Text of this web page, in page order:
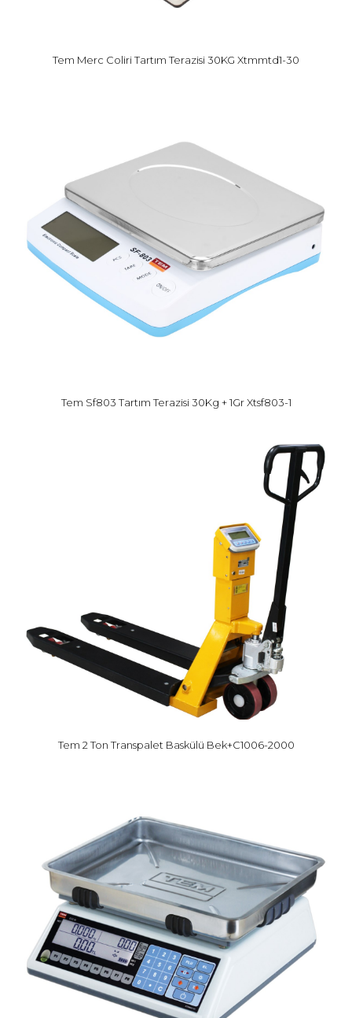
Tem Merc Coliri Tartım Terazisi 30KG Xtmmtd1-30
Tem Sf803 Tartım Terazisi 30Kg + 1Gr Xtsf803-1
Tem 2 Ton Transpalet Baskülü Bek+C1006-2000